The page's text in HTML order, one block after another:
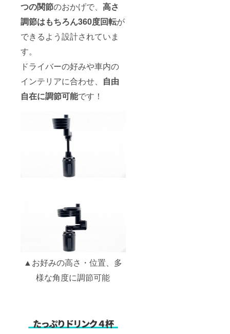
つの関節のおかげで、 高さ
調節はもちろん360度回転が
できるよう設計されていま
す。
ドライバーの好みや車内の
インテリアに合わせ、 自由
自在に調節可能です！
▲お好みの高さ・位置、多
様な角度に調節可能